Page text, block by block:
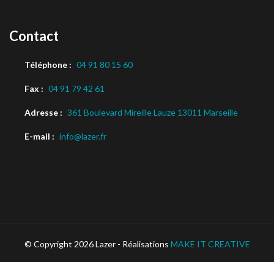
Contact
Téléphone : 04 91 80 15 60
Fax : 04 91 79 42 61
Adresse : 361 Boulevard Mireille Lauze 13011 Marseille
E-mail : info@lazer.fr
© Copyright 2026 Lazer - Réalisations MAKE IT CREATIVE